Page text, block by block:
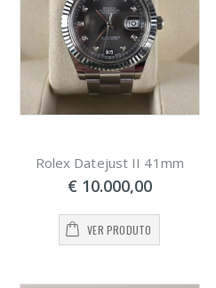
Rolex Datejust II 41mm
€ 10.000,00
VER PRODUTO